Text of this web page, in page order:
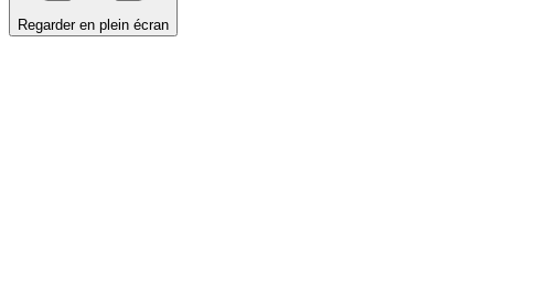
Regarder en plein écran